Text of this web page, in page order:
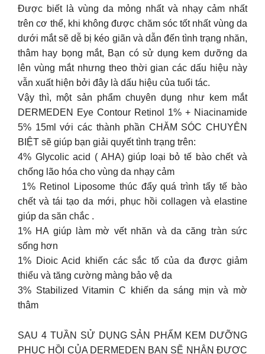
Được biết là vùng da mỏng nhất và nhạy cảm nhất
trên cơ thể, khi không được chăm sóc tốt nhất vùng da
dưới mắt sẽ dễ bị kéo giãn và dẫn đến tình trạng nhăn,
thâm hay bọng mắt, Bạn có sử dụng kem dưỡng da
lên vùng mắt nhưng theo thời gian các dấu hiệu này
vẫn xuất hiện bởi đây là dấu hiệu của tuổi tác.
Vậy thì, một sản phẩm chuyên dụng như kem mắt
DERMEDEN Eye Contour Retinol 1% + Niacinamide
5% 15ml với các thành phần CHĂM SÓC CHUYÊN
BIỆT sẽ giúp bạn giải quyết tình trạng trên:
4% Glycolic acid ( AHA) giúp loại bỏ tế bào chết và
chống lão hóa cho vùng da nhạy cảm
​​ 1% Retinol Liposome thúc đẩy quá trình tẩy tế bào
chết và tái tạo da mới, phục hồi collagen và elastine
giúp da săn chắc .
1% HA giúp làm mờ vết nhăn và da căng tràn sức
sống hơn
1% Dioic Acid khiến các sắc tố của da được giảm
thiểu và tăng cường màng bảo vệ da
3% Stabilized Vitamin C khiến da sáng mịn và mờ
thâm
SAU 4 TUẦN SỬ DỤNG SẢN PHẨM KEM DƯỠNG
PHỤC HỒI CỦA DERMEDEN BẠN SẼ NHẬN ĐƯỢC